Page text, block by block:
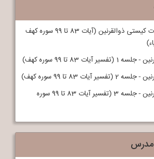
فهرست جلسات کیستی ذوالقرنین (آیات 83 تا 99 سوره کهف
آیات 83 تا 99 سوره کهف)
آیات 83 تا 99 سوره کهف)
کیستی ذوالقرنین - جلسه 3 (تفسیر آیات 83 تا 99 سوره
مدرس